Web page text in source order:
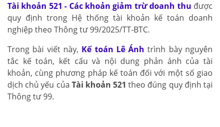
Tài khoản 521 - Các khoản giảm trừ doanh thu được
quy định trong Hệ thống tài khoản kế toán doanh
nghiệp theo Thông tư 99/2025/TT-BTC.
Trong bài viết này, Kế toán Lê Ánh trình bày nguyên
tắc kế toán, kết cấu và nội dung phản ánh của tài
khoản, cùng phương pháp kế toán đối với một số giao
dịch chủ yếu của Tài khoản 521 theo đúng quy định tại
Thông tư 99.